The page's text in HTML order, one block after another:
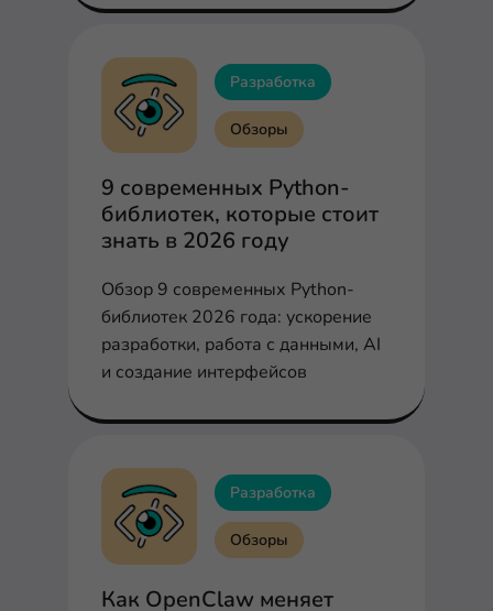
Разработка
Обзоры
9 современных Python-
библиотек, которые стоит
знать в 2026 году
Обзор 9 современных Python-
библиотек 2026 года: ускорение
разработки, работа с данными, AI
и создание интерфейсов
Разработка
Обзоры
Как OpenClaw меняет